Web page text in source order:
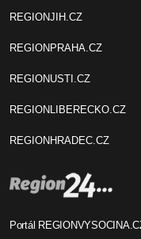
REGIONJIH.CZ
REGIONPRAHA.CZ
REGIONUSTI.CZ
REGIONLIBERECKO.CZ
REGIONHRADEC.CZ
Portál